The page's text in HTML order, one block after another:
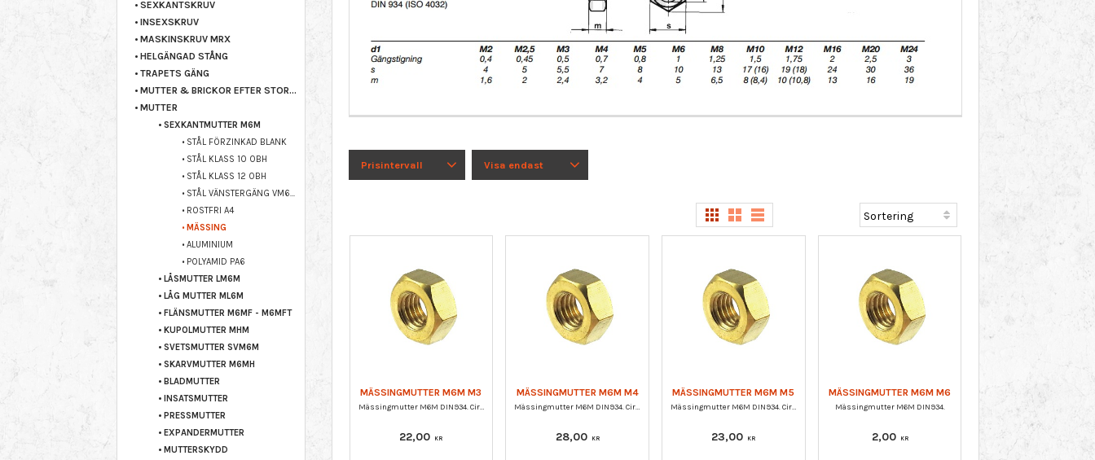
Prisintervall Visa endast
MÄSSINGMUTTER M6M M3
Mässingmutter M6M DIN934. Cirka 50 st / förpackning.
22,00 KR
MÄSSINGMUTTER M6M M4
Mässingmutter M6M DIN934. Cirka 50 st / förpackning.
28,00 KR
MÄSSINGMUTTER M6M M5
Mässingmutter M6M DIN934. Cirka 25 st / förpackning.
23,00 KR
MÄSSINGMUTTER M6M M6
Mässingmutter M6M DIN934.
2,00 KR
SEXKANTSKRUV
INSEXSKRUV
MASKINSKRUV MRX
HELGÄNGAD STÅNG
TRAPETS GÄNG
MUTTER & BRICKOR EFTER STORLEK
MUTTER
SEXKANTMUTTER M6M
STÅL FÖRZINKAD BLANK
STÅL KLASS 10 OBH
STÅL KLASS 12 OBH
STÅL VÄNSTERGÄNG VM6M
ROSTFRI A4
MÄSSING
ALUMINIUM
POLYAMID PA6
LÅSMUTTER LM6M
LÅG MUTTER ML6M
FLÄNSMUTTER M6MF - M6MFT
KUPOLMUTTER MHM
SVETSMUTTER SVM6M
SKARVMUTTER M6MH
BLADMUTTER
INSATSMUTTER
PRESSMUTTER
EXPANDERMUTTER
MUTTERSKYDD